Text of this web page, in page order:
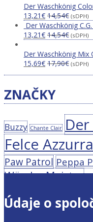
Der Waschkönig
13,21€ 14,54€ (sDPH)
Der Waschkönig
13,21€ 14,54€ (sDPH)
Der Waschkönig
15,69€ 17,90€ (sDPH)
ZNAČKY
Buzzy Chante Clair
Felce Azzurra
Paw Patrol Peppa
Wäsche Meister
Údaje o